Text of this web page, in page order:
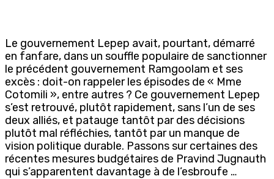
Le gouvernement Lepep avait, pourtant, démarré
en fanfare, dans un souffle populaire de sanctionner
le précédent gouvernement Ramgoolam et ses
excès : doit-on rappeler les épisodes de « Mme
Cotomili », entre autres ? Ce gouvernement Lepep
s’est retrouvé, plutôt rapidement, sans l’un de ses
deux alliés, et patauge tantôt par des décisions
plutôt mal réfléchies, tantôt par un manque de
vision politique durable. Passons sur certaines des
récentes mesures budgétaires de Pravind Jugnauth
qui s’apparentent davantage à de l’esbroufe …